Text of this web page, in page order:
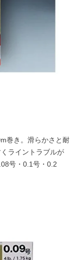
巻き。滑らかさと耐
ライントラブルが
号・0.1号・0.2